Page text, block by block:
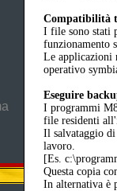
Compatibilità
I file sono stati
funzionamento
Le applicazioni
operativo
Eseguire
I programmi
file residenti
Il salvataggio
lavoro.
[Es.
Questa copia
In alternativa è